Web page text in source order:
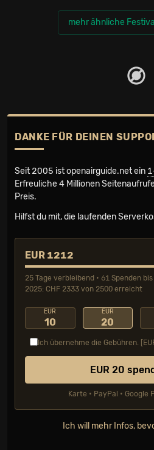
mehr ähnliche
DANKE FÜR DEINEN
Seit 2005 ist openairguide.net ein
Erfreuliche 4 Millionen
Preis.
Hilfst du mit, die laufenden
EUR 1212
25 Tage verbleibend • 61 Spenden
2025: CHF 2333 von 2500 erreicht
EUR
10
EUR
20
Ich übernehme die Gebühren.
EUR 20
Karte • PayPal • Google
Ich will mehr Infos,